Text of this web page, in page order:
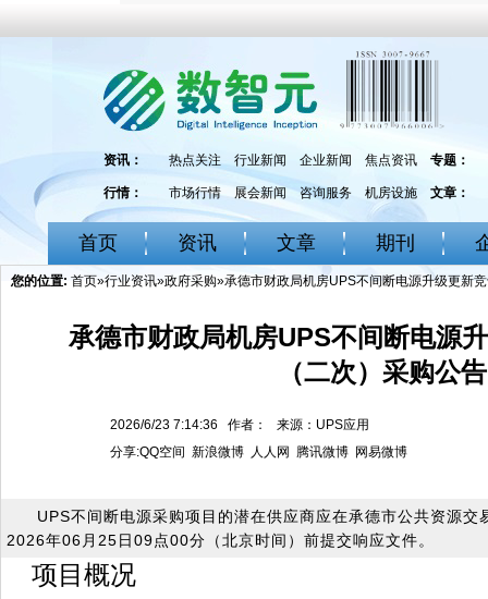
资讯： 热点关注 行业新闻 企业新闻 焦点资讯 专题：
行情： 市场行情 展会新闻 咨询服务 机房设施 文章：
首页 资讯 文章 期刊
您的位置: 首页»行业资讯»政府采购»承德市财政局机房UPS不间断电源升级更新
承德市财政局机房UPS不间断电源
（二次）采购公告
2026/6/23 7:14:36 作者： 来源：UPS应用
分享:QQ空间 新浪微博 人人网 腾讯微博 网易微博
UPS不间断电源采购项目的潜在供应商应在承德市公共资源
2026年06月25日09点00分（北京时间）前提交响应文件。
项目概况